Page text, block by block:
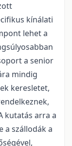
kínálati
lehet a
a senior
mindig
keresletet,
kutatás arra a
a szállodák a